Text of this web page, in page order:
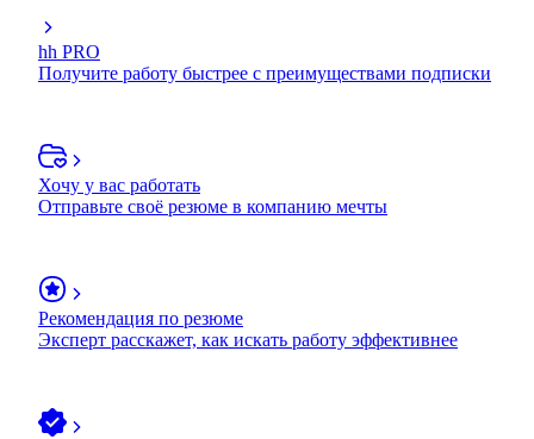
hh PRO
Получите работу быстрее с преимуществами подписки
Хочу у вас работать
Отправьте своё резюме в компанию мечты
Рекомендация по резюме
Эксперт расскажет, как искать работу эффективнее